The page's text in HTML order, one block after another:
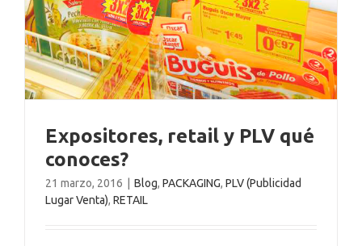
Expositores, retail y PLV qué
conoces?
21 marzo, 2016 Blog, PACKAGING, PLV (Publicidad
Lugar Venta), RETAIL